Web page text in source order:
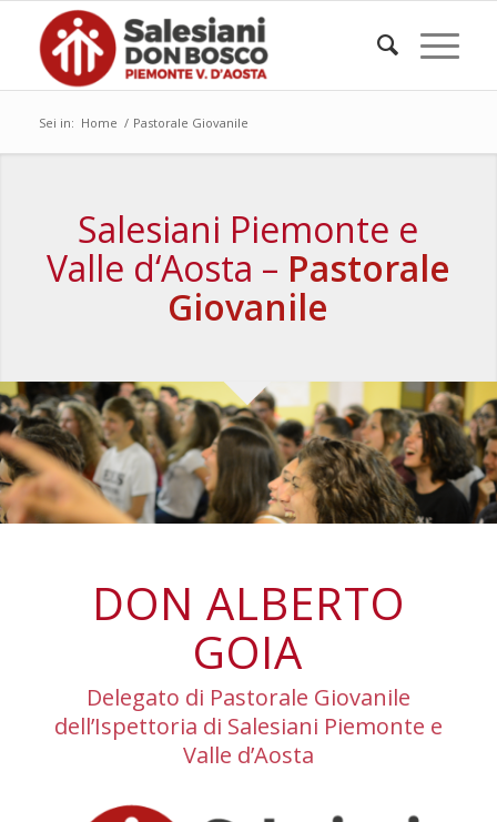
Sei in: Home / Pastorale Giovanile
Salesiani Piemonte e
Valle d‘Aosta – Pastorale
Giovanile
DON ALBERTO
GOIA
Delegato di Pastorale Giovanile
dell’Ispettoria di Salesiani Piemonte e
Valle d’Aosta